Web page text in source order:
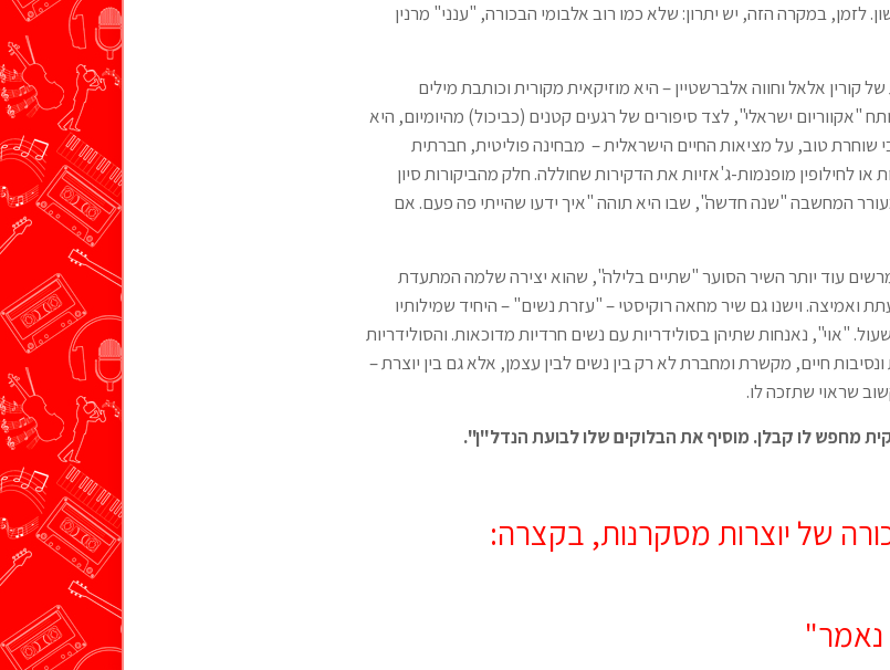
לזמן, במקרה הזה, יש יתרון: שלא כמו רוב אלבומי הבכורה, "ענני" מרנין
של קורין אלאל וחווה אלברשטיין – היא מוזיקאית מקורית וכותבת מילים
"אקווריום ישראלי", לצד סיפורים של רגעים קטנים (כביכול) מהיומיום, היא
שוחרת טוב, על מציאות החיים הישראלית – מבחינה פוליטית, חברתית
או לחילופין מופנמות-ג'אזיות את הדקירות שחוללה. חלק מהביקורות סיון
המחשבה "שנה חדשה", שבו היא תוהה "איך ידעו שהייתי פה פעם. אם
עוד יותר השיר הסוער "שתיים בלילה", שהוא יצירה שלמה המתעדת
ואמיצה. וישנו גם שיר מחאה רוקיסטי – "עזרת נשים" – היחיד שמילותיו
"אוי", נאנחות שתיהן בסולידריות עם נשים חרדיות מדוכאות. והסולידריות
חיים, מקשרת ומחברת לא רק בין נשים לבין עצמן, אלא גם בין יוצרת –
שראוי שתזכה לו.
מחפש לו קבלן. מוסיף את הבלוקים שלו לבועת הנדל"ן".
של יוצרות מסקרנות, בקצרה:
נאמר"